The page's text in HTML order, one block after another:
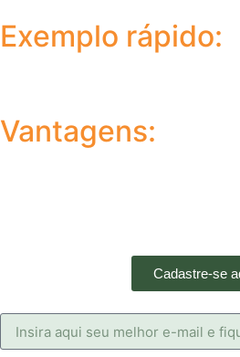
Exemplo rápido:
Vantagens:
Cadastre-se